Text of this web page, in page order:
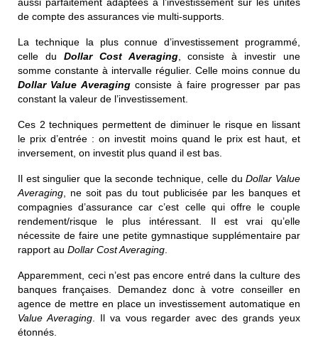
aussi parfaitement adaptées à l’investissement sur les unités
de compte des assurances vie multi-supports.
La technique la plus connue d’investissement programmé,
celle du Dollar Cost Averaging, consiste à investir une
somme constante à intervalle régulier. Celle moins connue du
Dollar Value Averagingconsiste à faire progresser par pas
constant la valeur de l’investissement.
Ces 2 techniques permettent de diminuer le risque en lissant
le prix d’entrée : on investit moins quand le prix est haut, et
inversement, on investit plus quand il est bas.
Il est singulier que la seconde technique, celle duDollar Value
Averaging, ne soit pas du tout publicisée par les banques et
compagnies d’assurance car c’est celle qui offre le couple
rendement/risque le plus intéressant. Il est vrai qu’elle
nécessite de faire une petite gymnastique supplémentaire par
rapport au Dollar Cost Averaging.
Apparemment, ceci n’est pas encore entré dans la culture des
banques françaises. Demandez donc à votre conseiller en
agence de mettre en place un investissement automatique en
Value Averaging. Il va vous regarder avec des grands yeux
étonnés.